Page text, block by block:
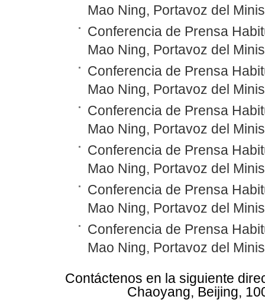
Mao Ning, Portavoz del
Conferencia de Prensa
Mao Ning, Portavoz del
Conferencia de Prensa
Mao Ning, Portavoz del
Conferencia de Prensa
Mao Ning, Portavoz del
Conferencia de Prensa
Mao Ning, Portavoz del
Conferencia de Prensa
Mao Ning, Portavoz del
Conferencia de Prensa
Mao Ning, Portavoz del
Contáctenos en la siguiente
Chaoyang, Beijing,